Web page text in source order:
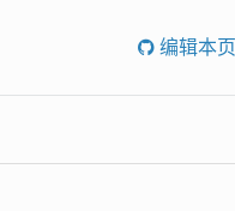
编辑本页